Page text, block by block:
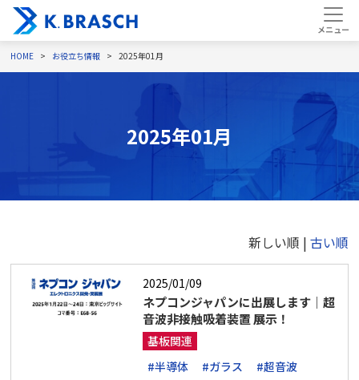
HOME お役立ち情報 2025年01月
2025年01月
新しい順 | 古い順
2025/01/09
ネプコンジャパンに出展します｜超
音波非接触吸着装置 展示！
基板関連
#半導体
#ガラス
#超音波